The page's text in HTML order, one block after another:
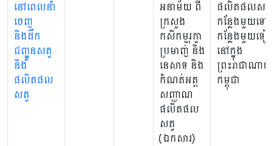
នៅពេលនាំ
ចេញ
និងដឹក
ជញ្ជូនសត្វ
និង
ផលិតផល
សត្វ
អនាម័យ ពី
ក្រសួង
កសិកម្មរុក្ខា
ប្រមាញ់ និង
នេសាទ និង
កំណត់អត្ត
សញ្ញាណ
ផលិតផល
សត្វ
(ឯកសារ)
ផលិតផលសត្
កន្លែងមួយទៅ
កន្លែងមួយទៀ
នៅក្នុង
ព្រះរាជាណាច
កម្ពុជា